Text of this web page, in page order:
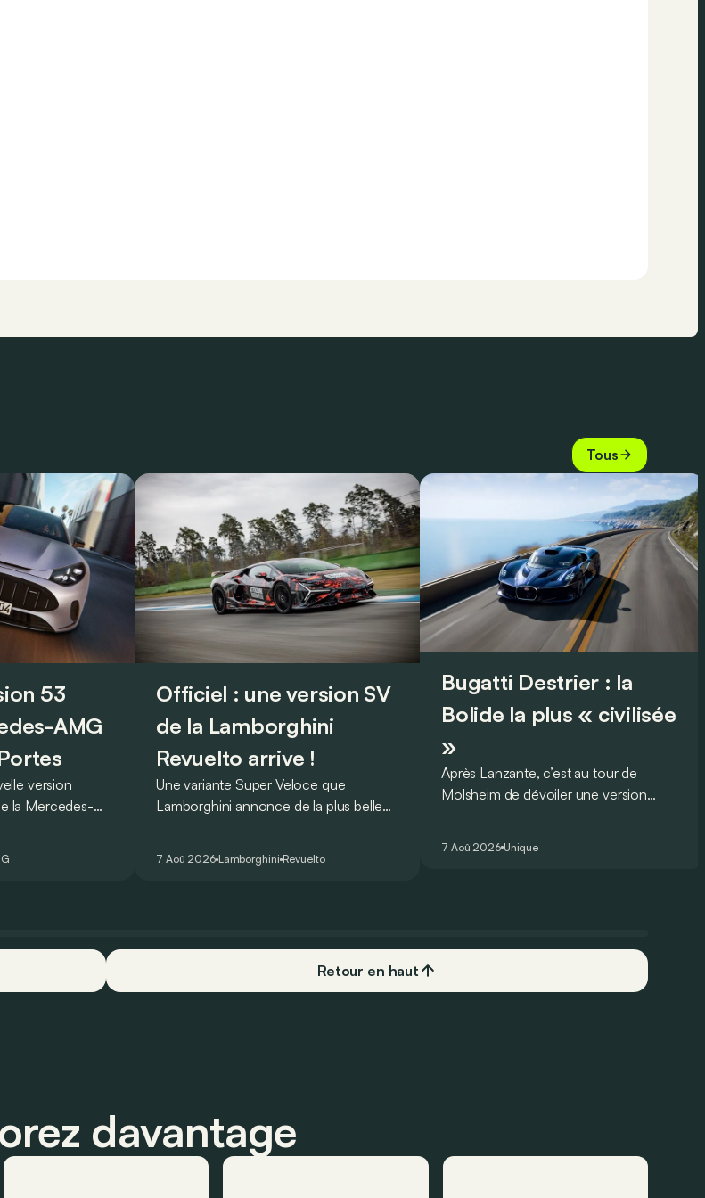
Tous
53
AMG
version
la Mercedes-
Officiel : une version SV
de la Lamborghini
Revuelto arrive !
Une variante Super Veloce que
Lamborghini annonce de la plus belle
voiture de série !
7 Aoû 2026 Lamborghini Revuelto
Bugatti Destrier : la
Bolide la plus « civilisée
»
Après Lanzante, c’est au tour de
Molsheim de dévoiler une version
7 Aoû 2026 Unique
Retour en haut
davantage